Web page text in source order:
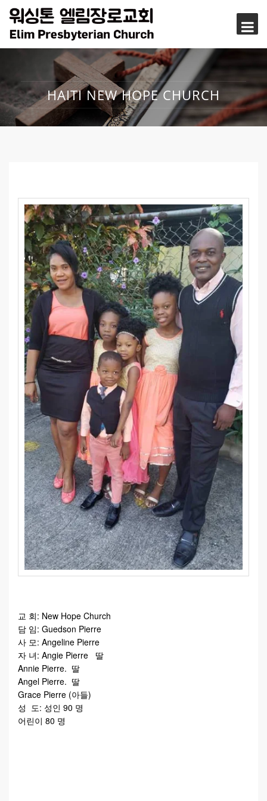
HAITI NEW HOPE CHURCH
교 회: New Hope Church
담 임: Guedson Pierre
사 모: Angeline Pierre
자 녀: Angie Pierre 딸
Annie Pierre. 딸
Angel Pierre. 딸
Grace Pierre (아들)
성 도: 성인 90 명
어린이 80 명